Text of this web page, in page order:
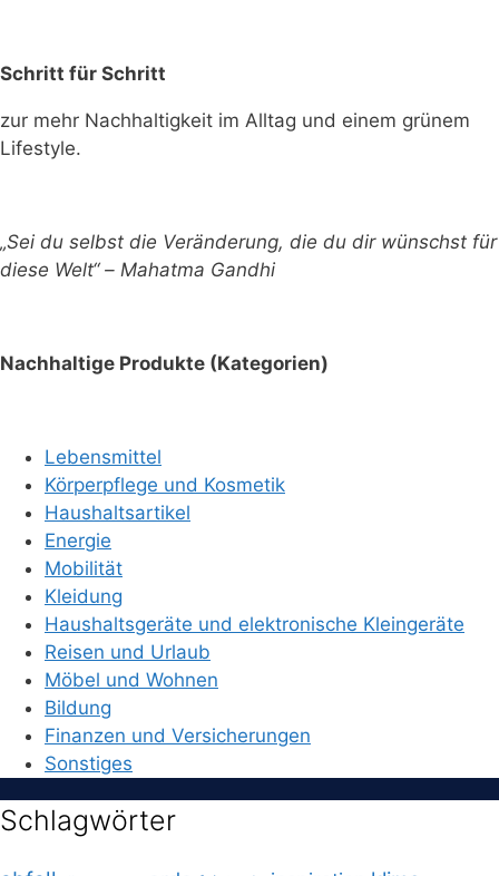
Schritt für Schritt
zur mehr Nachhaltigkeit im Alltag und einem grünem
Lifestyle.
„Sei du selbst die Veränderung, die du dir wünschst für
diese Welt“ – Mahatma Gandhi
Nachhaltige Produkte (Kategorien)
Lebensmittel
Körperpflege und Kosmetik
Haushaltsartikel
Energie
Mobilität
Kleidung
Haushaltsgeräte und elektronische Kleingeräte
Reisen und Urlaub
Möbel und Wohnen
Bildung
Finanzen und Versicherungen
Sonstiges
Schlagwörter